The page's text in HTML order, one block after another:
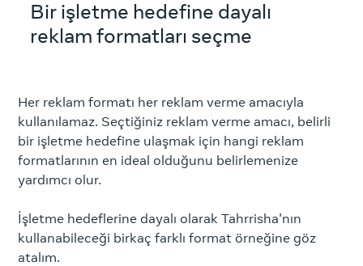
Bir işletme hedefine dayalı
reklam formatları seçme
Her reklam formatı her reklam verme amacıyla
kullanılamaz. Seçtiğiniz reklam verme amacı, belirli
bir işletme hedefine ulaşmak için hangi reklam
formatlarının en ideal olduğunu belirlemenize
yardımcı olur.
İşletme hedeflerine dayalı olarak Tahrrisha'nın
kullanabileceği birkaç farklı format örneğine göz
atalım.